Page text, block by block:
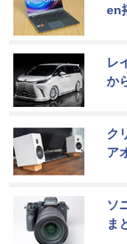
en
レ
か
ク
ア
ソ
ま